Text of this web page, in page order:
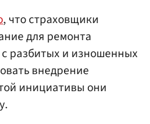
, что страховщики
для ремонта
разбитых и изношенных
внедрение
инициативы они